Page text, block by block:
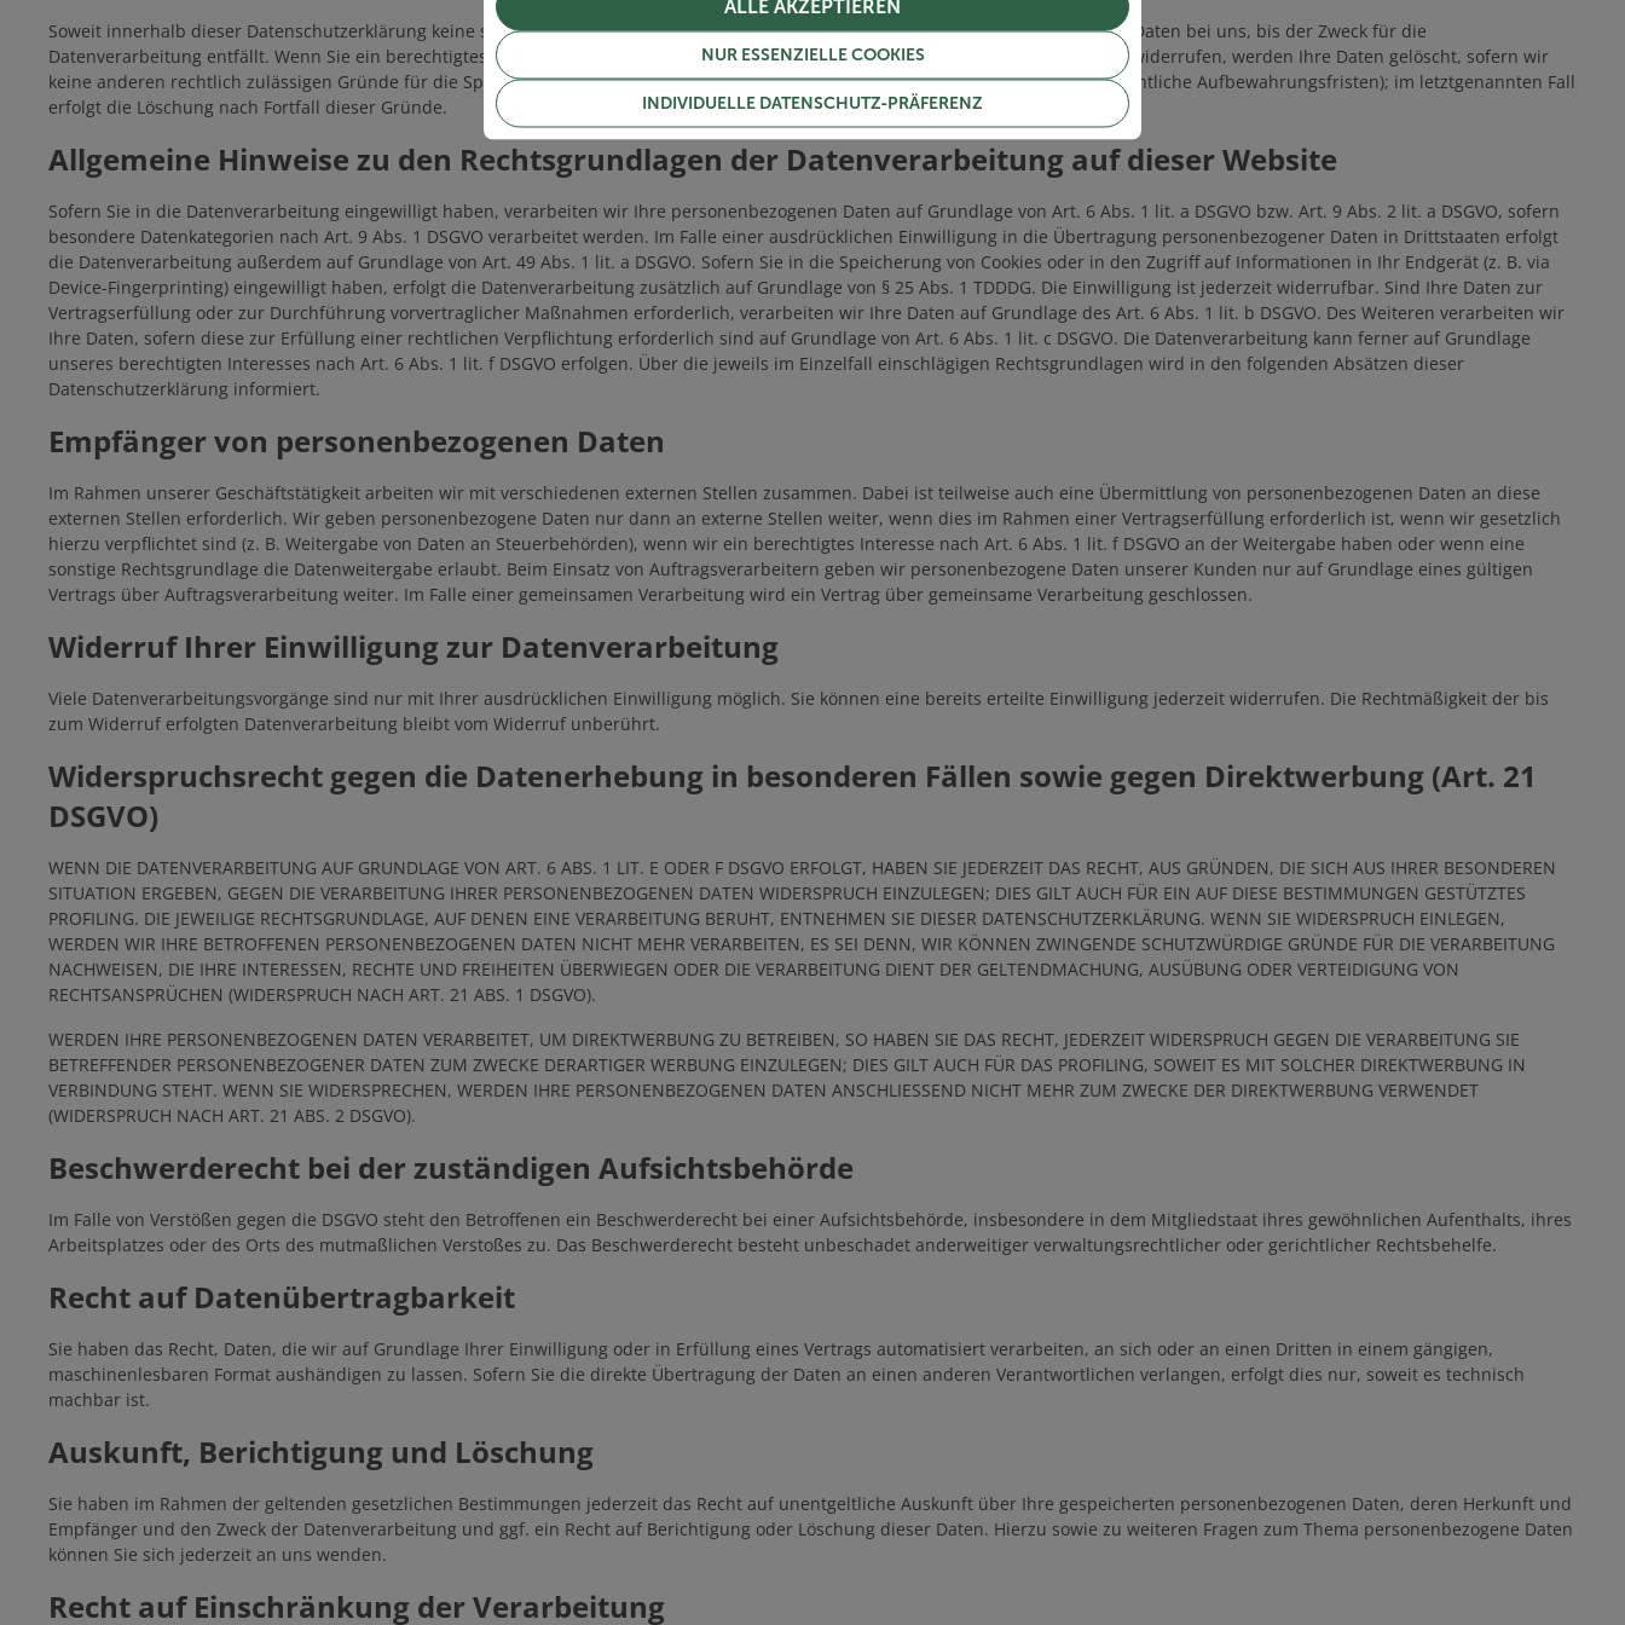
Soweit innerhalb dieser Datenschutzerklärung keine speziellere Speicherdauer genannt wurde, verbleiben Ihre personenbezogenen Daten bei uns, bis der Zweck für die
Datenverarbeitung entfällt. Wenn Sie ein berechtigtes Löschersuchen geltend machen oder eine Einwilligung zur Datenverarbeitung widerrufen, werden Ihre Daten gelöscht, sofern wir
keine anderen rechtlich zulässigen Gründe für die Speicherung Ihrer personenbezogenen Daten haben (z. B. steuer- oder handelsrechtliche Aufbewahrungsfristen); im letztgenannten Fall
erfolgt die Löschung nach Fortfall dieser Gründe.
Allgemeine Hinweise zu den Rechtsgrundlagen der Datenverarbeitung auf dieser Website
Sofern Sie in die Datenverarbeitung eingewilligt haben, verarbeiten wir Ihre personenbezogenen Daten auf Grundlage von Art. 6 Abs. 1 lit. a DSGVO bzw. Art. 9 Abs. 2 lit. a DSGVO, sofern
besondere Datenkategorien nach Art. 9 Abs. 1 DSGVO verarbeitet werden. Im Falle einer ausdrücklichen Einwilligung in die Übertragung personenbezogener Daten in Drittstaaten erfolgt
die Datenverarbeitung außerdem auf Grundlage von Art. 49 Abs. 1 lit. a DSGVO. Sofern Sie in die Speicherung von Cookies oder in den Zugriff auf Informationen in Ihr Endgerät (z. B. via
Device-Fingerprinting) eingewilligt haben, erfolgt die Datenverarbeitung zusätzlich auf Grundlage von § 25 Abs. 1 TDDDG. Die Einwilligung ist jederzeit widerrufbar. Sind Ihre Daten zur
Vertragserfüllung oder zur Durchführung vorvertraglicher Maßnahmen erforderlich, verarbeiten wir Ihre Daten auf Grundlage des Art. 6 Abs. 1 lit. b DSGVO. Des Weiteren verarbeiten wir
Ihre Daten, sofern diese zur Erfüllung einer rechtlichen Verpflichtung erforderlich sind auf Grundlage von Art. 6 Abs. 1 lit. c DSGVO. Die Datenverarbeitung kann ferner auf Grundlage
unseres berechtigten Interesses nach Art. 6 Abs. 1 lit. f DSGVO erfolgen. Über die jeweils im Einzelfall einschlägigen Rechtsgrundlagen wird in den folgenden Absätzen dieser
Datenschutzerklärung informiert.
Empfänger von personenbezogenen Daten
Im Rahmen unserer Geschäftstätigkeit arbeiten wir mit verschiedenen externen Stellen zusammen. Dabei ist teilweise auch eine Übermittlung von personenbezogenen Daten an diese
externen Stellen erforderlich. Wir geben personenbezogene Daten nur dann an externe Stellen weiter, wenn dies im Rahmen einer Vertragserfüllung erforderlich ist, wenn wir gesetzlich
hierzu verpflichtet sind (z. B. Weitergabe von Daten an Steuerbehörden), wenn wir ein berechtigtes Interesse nach Art. 6 Abs. 1 lit. f DSGVO an der Weitergabe haben oder wenn eine
sonstige Rechtsgrundlage die Datenweitergabe erlaubt. Beim Einsatz von Auftragsverarbeitern geben wir personenbezogene Daten unserer Kunden nur auf Grundlage eines gültigen
Vertrags über Auftragsverarbeitung weiter. Im Falle einer gemeinsamen Verarbeitung wird ein Vertrag über gemeinsame Verarbeitung geschlossen.
Widerruf Ihrer Einwilligung zur Datenverarbeitung
Viele Datenverarbeitungsvorgänge sind nur mit Ihrer ausdrücklichen Einwilligung möglich. Sie können eine bereits erteilte Einwilligung jederzeit widerrufen. Die Rechtmäßigkeit der bis
zum Widerruf erfolgten Datenverarbeitung bleibt vom Widerruf unberührt.
Widerspruchsrecht gegen die Datenerhebung in besonderen Fällen sowie gegen Direktwerbung (Art. 21
DSGVO)
WENN DIE DATENVERARBEITUNG AUF GRUNDLAGE VON ART. 6 ABS. 1 LIT. E ODER F DSGVO ERFOLGT, HABEN SIE JEDERZEIT DAS RECHT, AUS GRÜNDEN, DIE SICH AUS IHRER BESONDEREN
SITUATION ERGEBEN, GEGEN DIE VERARBEITUNG IHRER PERSONENBEZOGENEN DATEN WIDERSPRUCH EINZULEGEN; DIES GILT AUCH FÜR EIN AUF DIESE BESTIMMUNGEN GESTÜTZTES
PROFILING. DIE JEWEILIGE RECHTSGRUNDLAGE, AUF DENEN EINE VERARBEITUNG BERUHT, ENTNEHMEN SIE DIESER DATENSCHUTZERKLÄRUNG. WENN SIE WIDERSPRUCH EINLEGEN,
WERDEN WIR IHRE BETROFFENEN PERSONENBEZOGENEN DATEN NICHT MEHR VERARBEITEN, ES SEI DENN, WIR KÖNNEN ZWINGENDE SCHUTZWÜRDIGE GRÜNDE FÜR DIE VERARBEITUNG
NACHWEISEN, DIE IHRE INTERESSEN, RECHTE UND FREIHEITEN ÜBERWIEGEN ODER DIE VERARBEITUNG DIENT DER GELTENDMACHUNG, AUSÜBUNG ODER VERTEIDIGUNG VON
RECHTSANSPRÜCHEN (WIDERSPRUCH NACH ART. 21 ABS. 1 DSGVO).
WERDEN IHRE PERSONENBEZOGENEN DATEN VERARBEITET, UM DIREKTWERBUNG ZU BETREIBEN, SO HABEN SIE DAS RECHT, JEDERZEIT WIDERSPRUCH GEGEN DIE VERARBEITUNG SIE
BETREFFENDER PERSONENBEZOGENER DATEN ZUM ZWECKE DERARTIGER WERBUNG EINZULEGEN; DIES GILT AUCH FÜR DAS PROFILING, SOWEIT ES MIT SOLCHER DIREKTWERBUNG IN
VERBINDUNG STEHT. WENN SIE WIDERSPRECHEN, WERDEN IHRE PERSONENBEZOGENEN DATEN ANSCHLIESSEND NICHT MEHR ZUM ZWECKE DER DIREKTWERBUNG VERWENDET
(WIDERSPRUCH NACH ART. 21 ABS. 2 DSGVO).
Beschwerde­recht bei der zuständigen Aufsichts­behörde
Im Falle von Verstößen gegen die DSGVO steht den Betroffenen ein Beschwerderecht bei einer Aufsichtsbehörde, insbesondere in dem Mitgliedstaat ihres gewöhnlichen Aufenthalts, ihres
Arbeitsplatzes oder des Orts des mutmaßlichen Verstoßes zu. Das Beschwerderecht besteht unbeschadet anderweitiger verwaltungsrechtlicher oder gerichtlicher Rechtsbehelfe.
Recht auf Daten­übertrag­barkeit
Sie haben das Recht, Daten, die wir auf Grundlage Ihrer Einwilligung oder in Erfüllung eines Vertrags automatisiert verarbeiten, an sich oder an einen Dritten in einem gängigen,
maschinenlesbaren Format aushändigen zu lassen. Sofern Sie die direkte Übertragung der Daten an einen anderen Verantwortlichen verlangen, erfolgt dies nur, soweit es technisch
machbar ist.
Auskunft, Berichtigung und Löschung
Sie haben im Rahmen der geltenden gesetzlichen Bestimmungen jederzeit das Recht auf unentgeltliche Auskunft über Ihre gespeicherten personenbezogenen Daten, deren Herkunft und
Empfänger und den Zweck der Datenverarbeitung und ggf. ein Recht auf Berichtigung oder Löschung dieser Daten. Hierzu sowie zu weiteren Fragen zum Thema personenbezogene Daten
können Sie sich jederzeit an uns wenden.
Recht auf Einschränkung der Verarbeitung
ALLE AKZEPTIEREN
NUR ESSENZIELLE COOKIES
INDIVIDUELLE DATENSCHUTZ-PRÄFERENZ